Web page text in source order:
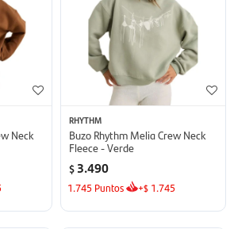
Neck
RHYTHM
Buzo Rhythm Melia Crew Neck
Fleece - Verde
$ 3.490
1.745 Puntos +$ 1.745